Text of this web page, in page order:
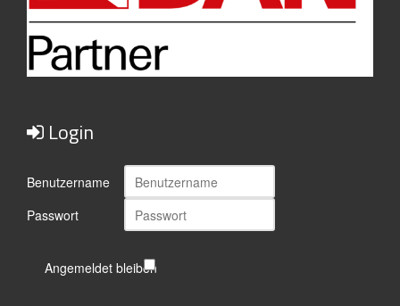
Login
Benutzername
Passwort
Angemeldet bleiben